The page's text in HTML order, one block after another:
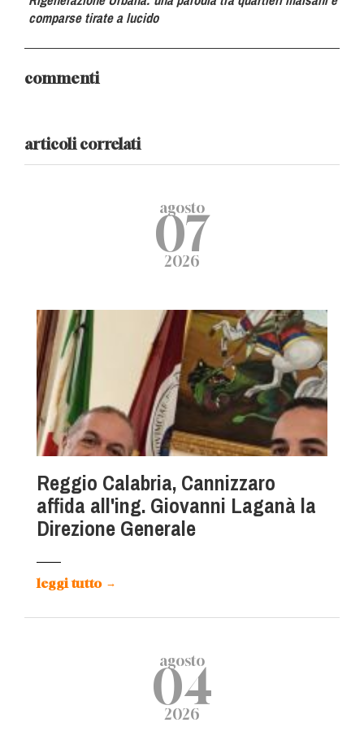
comparse tirate a lucido
commenti
articoli correlati
agosto
07
2026
Reggio Calabria, Cannizzaro
affida all'ing. Giovanni Laganà la
Direzione Generale
leggi tutto →
agosto
04
2026